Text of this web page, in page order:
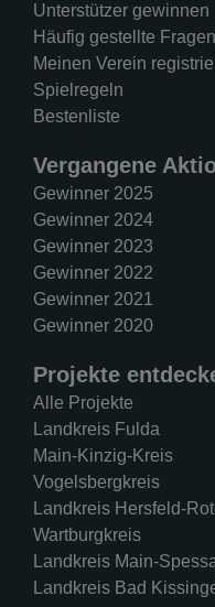
Unterstützer gewinnen
Häufig gestellte
Meinen Verein
Spielregeln
Bestenliste
Vergangene
Gewinner 2025
Gewinner 2024
Gewinner 2023
Gewinner 2022
Gewinner 2021
Gewinner 2020
Projekte
Alle Projekte
Landkreis Fulda
Main-Kinzig-Kreis
Vogelsbergkreis
Landkreis Hersfeld-
Wartburgkreis
Landkreis Main-
Landkreis Bad